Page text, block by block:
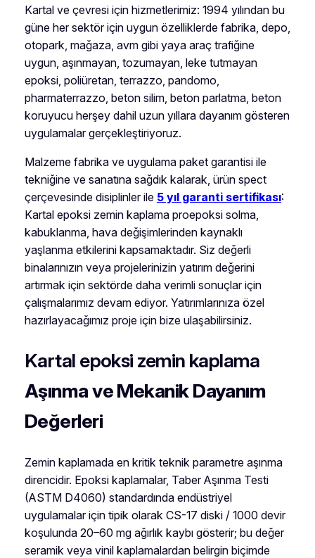
Kartal ve çevresi için hizmetlerimiz: 1994 yılından bu
güne her sektör için uygun özelliklerde fabrika, depo,
otopark, mağaza, avm gibi yaya araç trafiğine
uygun, aşınmayan, tozumayan, leke tutmayan
epoksi, poliüretan, terrazzo, pandomo,
pharmaterrazzo, beton silim, beton parlatma, beton
koruyucu herşey dahil uzun yıllara dayanım gösteren
uygulamalar gerçekleştiriyoruz.
Malzeme fabrika ve uygulama paket garantisi ile
tekniğine ve sanatına sağdık kalarak, ürün spect
çerçevesinde disiplinler ile 5 yıl garanti sertifikası:
Kartal epoksi zemin kaplama proepoksi solma,
kabuklanma, hava değişimlerinden kaynaklı
yaşlanma etkilerini kapsamaktadır. Siz değerli
binalarınızın veya projelerinizin yatırım değerini
artırmak için sektörde daha verimli sonuçlar için
çalışmalarımız devam ediyor. Yatırımlarınıza özel
hazırlayacağımız proje için bize ulaşabilirsiniz.
Kartal epoksi zemin kaplama
Aşınma ve Mekanik Dayanım
Değerleri
Zemin kaplamada en kritik teknik parametre aşınma
direncidir. Epoksi kaplamalar, Taber Aşınma Testi
(ASTM D4060) standardında endüstriyel
uygulamalar için tipik olarak CS-17 diski / 1000 devir
koşulunda 20–60 mg ağırlık kaybı gösterir; bu değer
seramik veya vinil kaplamalardan belirgin biçimde